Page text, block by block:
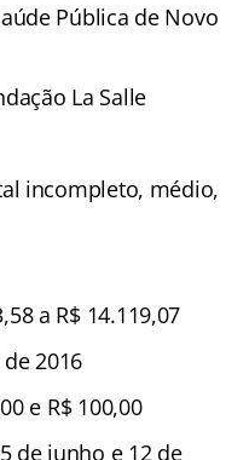
Pública de Novo
La Salle
incompleto, médio,
a R$ 14.119,07
2016
e R$ 100,00
5 de junho e 12 de